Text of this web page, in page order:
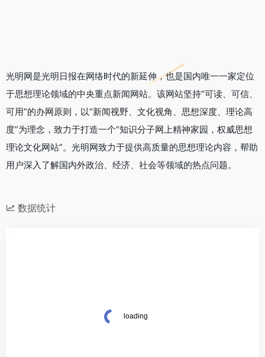
光明网是光明日报在网络时代的新延伸，也是国内唯一一家定位
于思想理论领域的中央重点新闻网站。该网站坚持“可读、可信、
可用”的办网原则，以“新闻视野、文化视角、思想深度、理论高
度”为理念，致力于打造一个“知识分子网上精神家园，权威思想
理论文化网站”。光明网致力于提供高质量的思想理论内容，帮助
用户深入了解国内外政治、经济、社会等领域的热点问题。
数据统计